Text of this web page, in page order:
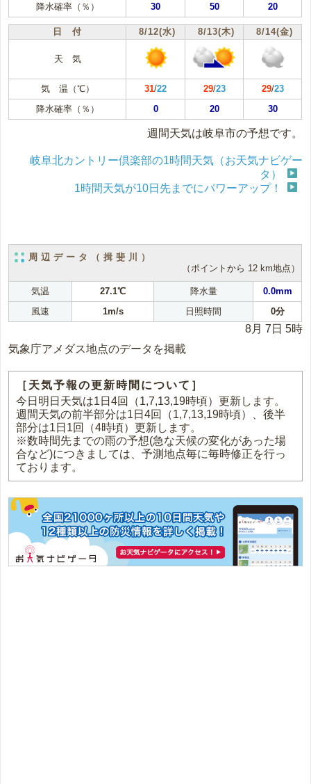
降水確率（％）
30 50 20
日 付 8/12(水) 8/13(木) 8/14(金)
天 気
気 温（℃） 31/22 29/23 29/23
降水確率（％）
0 20 30
週間天気は岐阜市の予想です。
岐阜北カントリー倶楽部の1時間天気（お天気ナビゲー
タ）
1時間天気が10日先までにパワーアップ！
周辺データ（揖斐川）
（ポイントから 12 km地点）
気温 27.1℃ 降水量
0.0mm
風速
1m/s 日照時間 0分
8月 7日 5時
気象庁アメダス地点のデータを掲載
［天気予報の更新時間について］
今日明日天気は1日4回（1,7,13,19時頃）更新します。
週間天気の前半部分は1日4回（1,7,13,19時頃）、後半
部分は1日1回（4時頃）更新します。
※数時間先までの雨の予想(急な天候の変化があった場
合など)につきましては、予測地点毎に毎時修正を行っ
ております。